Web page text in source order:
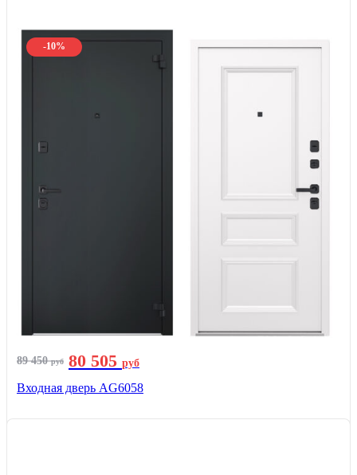
-10%
89 450руб 80 505 руб
Входная дверь AG6058